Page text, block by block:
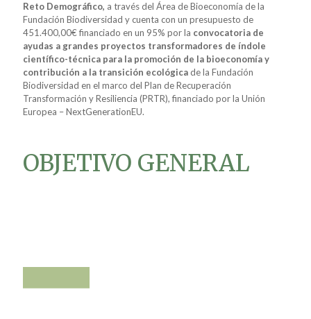
Reto Demográfico, a través del Área de Bioeconomía de la
Fundación Biodiversidad y cuenta con un presupuesto de
451.400,00€ financiado en un 95% por la convocatoria de
ayudas a grandes proyectos transformadores de índole
científico-técnica para la promoción de la bioeconomía y
contribución a la transición ecológica de la Fundación
Biodiversidad en el marco del Plan de Recuperación
Transformación y Resiliencia (PRTR), financiado por la Unión
Europea – NextGenerationEU.
OBJETIVO GENERAL